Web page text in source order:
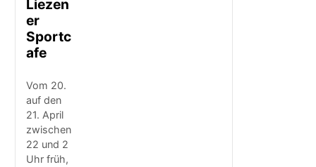
Liezen
er
Sportc
afe
Vom 20.
auf den
21. April
zwischen
22 und 2
Uhr früh,